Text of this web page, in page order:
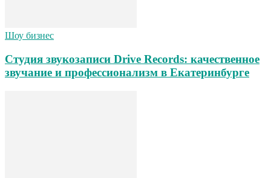
Шоу бизнес
Студия звукозаписи Drive Records: качественное
звучание и профессионализм в Екатеринбурге